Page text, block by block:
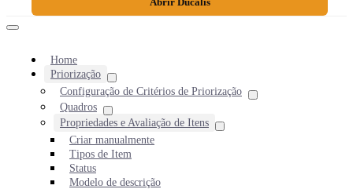
Home
Priorização
Configuração de Critérios de Priorização
Quadros
Propriedades e Avaliação de Itens
Criar manualmente
Tipos de Item
Status
Modelo de descrição